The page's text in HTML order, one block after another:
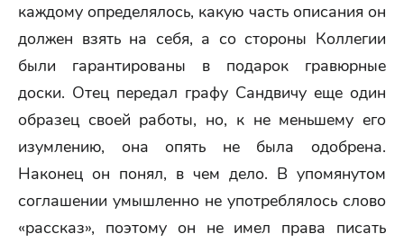
каждому определялось, какую часть описания он
должен взять на себя, а со стороны Коллегии
были гарантированы в подарок гравюрные
доски. Отец передал графу Сандвичу еще один
образец своей работы, но, к не меньшему его
изумлению, она опять не была одобрена.
Наконец он понял, в чем дело. В упомянутом
соглашении умышленно не употреблялось слово
«рассказ», поэтому он не имел права писать